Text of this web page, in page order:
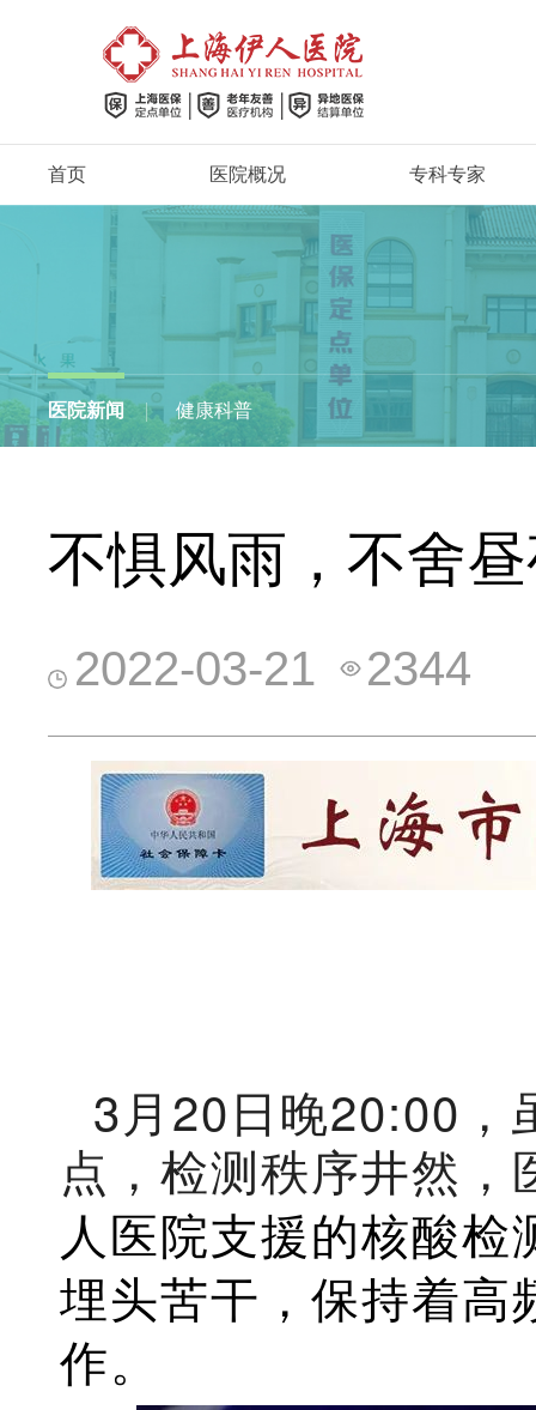
首页 医院概况 专科专家
医院新闻 健康科普
不惧风雨，不舍
2022-03-21 2344
3月20日晚20:00，
点，检测秩序井然
人医院支援的核酸检
埋头苦干，保持着高
作。